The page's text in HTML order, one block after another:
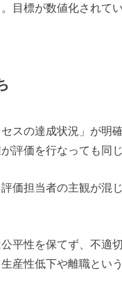
目標が数値化されて
スの達成状況」が明確
評価を行なっても同
価担当者の主観が混
平性を保てず、不適
産性低下や離職とい